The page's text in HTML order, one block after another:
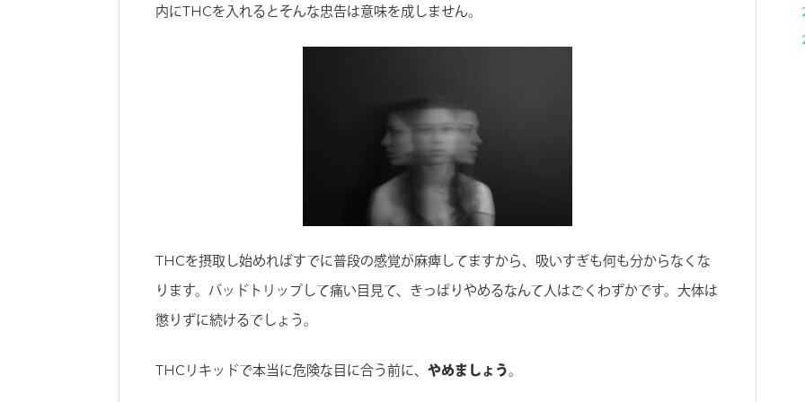
内にTHCを入れるとそんな忠告は意味を成しません。
THCを摂取し始めればすでに普段の感覚が麻痺してますから、吸いすぎも何も分からなくな
ります。バッドトリップして痛い目見て、きっぱりやめるなんて人はごくわずかです。大体は
懲りずに続けるでしょう。
THCリキッドで本当に危険な目に合う前に、 やめましょう。